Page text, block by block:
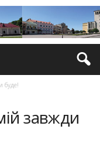
буде!
завжди